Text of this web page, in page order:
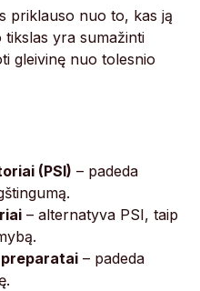
priklauso nuo to, kas ją
tikslas yra sumažinti
gleivinę nuo tolesnio
(PSI) – padeda
– alternatyva PSI, taip
– padeda